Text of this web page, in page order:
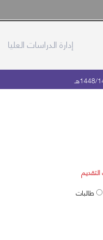
إدارة الدراسات العليا
طالبات